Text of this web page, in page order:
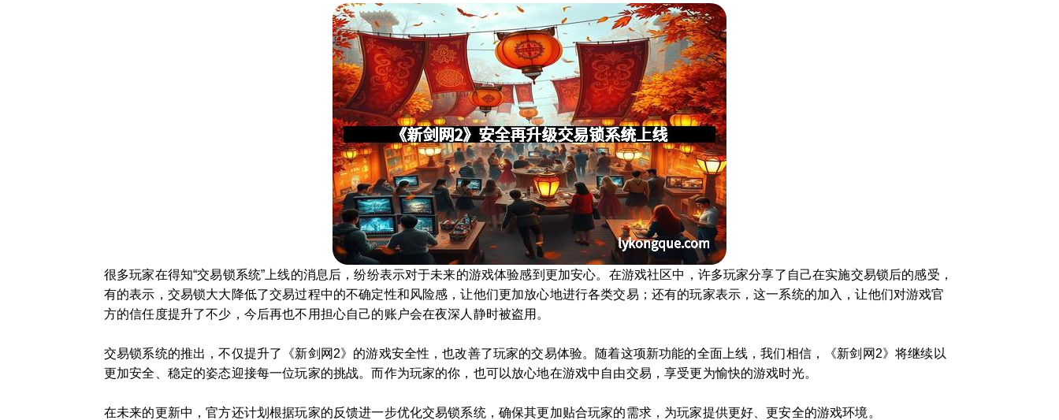
很多玩家在得知“交易锁系统”上线的消息后，纷纷表示对于未来的游戏体验感到更加安心。在游戏社区中，许多玩家分享了自己在实施交易锁后的感受，
有的表示，交易锁大大降低了交易过程中的不确定性和风险感，让他们更加放心地进行各类交易；还有的玩家表示，这一系统的加入，让他们对游戏官
方的信任度提升了不少，今后再也不用担心自己的账户会在夜深人静时被盗用。
交易锁系统的推出，不仅提升了《新剑网2》的游戏安全性，也改善了玩家的交易体验。随着这项新功能的全面上线，我们相信，《新剑网2》将继续以
更加安全、稳定的姿态迎接每一位玩家的挑战。而作为玩家的你，也可以放心地在游戏中自由交易，享受更为愉快的游戏时光。
在未来的更新中，官方还计划根据玩家的反馈进一步优化交易锁系统，确保其更加贴合玩家的需求，为玩家提供更好、更安全的游戏环境。